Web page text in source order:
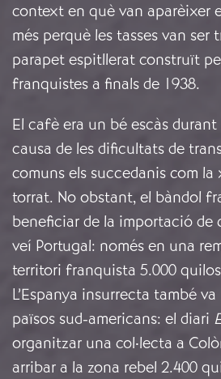
context en què van aparèixer
més perquè les tasses van ser
parapet espitllerat construït
franquistes a finals de 1938.
El cafè era un bé escàs
causa de les dificultats de
comuns els succedanis com la
torrat. No obstant, el bàndol
beneficiar de la importació de
veí Portugal: només en una
territori franquista 5.000
L’Espanya insurrecta també
països sud-americans: el diari
organitzar una col·lecta a
arribar a la zona rebel 2.400